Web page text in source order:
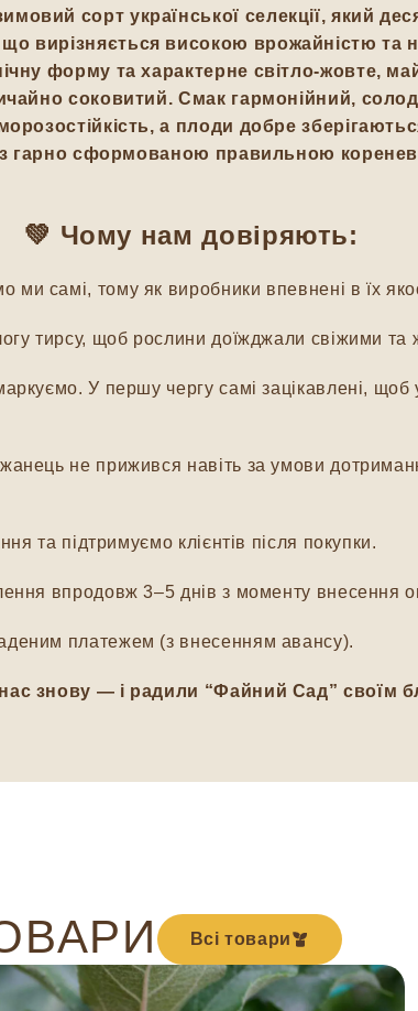
сорт української селекції, який
вирізняється високою врожайністю та
форму та характерне світло-жовте,
соковитий. Смак гармонійний,
а плоди добре
гарно сформованою правильною
💚 Чому нам довіряють:
самі, тому як виробники впевнені в їх
тирсу, щоб рослини доїжджали свіжими та
У першу чергу самі зацікавлені, щоб
не прижився навіть за умови
та підтримуємо клієнтів після покупки.
впродовж 3–5 днів з моменту внесення
платежем (з внесенням авансу).
знову — і радили “Файний Сад” своїм
Всі товари